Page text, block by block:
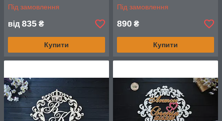
Під замовлення
від 835 ₴
Купити
Під замовлення
890 ₴
Купити